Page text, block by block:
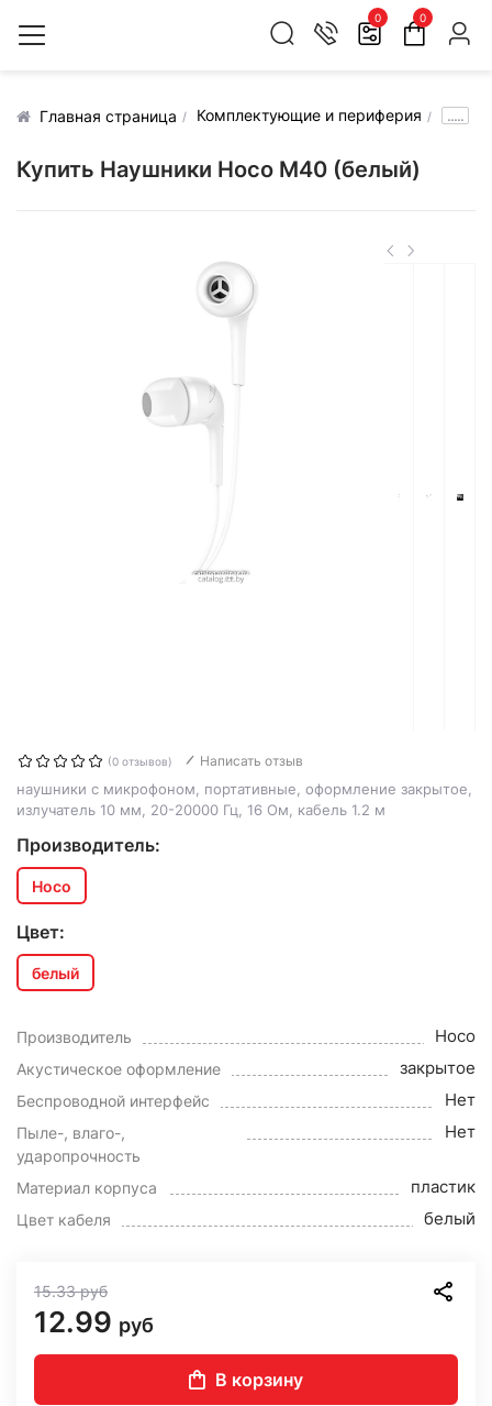
0 0
Главная страница Комплектующие и периферия .....
Купить Наушники Hoco M40 (белый)
(0 отзывов) Написать отзыв
наушники с микрофоном, портативные, оформление закрытое,
излучатель 10 мм, 20-20000 Гц, 16 Ом, кабель 1.2 м
Производитель:
Hoco
Цвет:
белый
Производитель Hoco
Акустическое оформление закрытое
Беспроводной интерфейс Нет
Пыле-, влаго-,
ударопрочность
Нет
Материал корпуса пластик
Цвет кабеля белый
15.33руб
12.99 руб
В корзину